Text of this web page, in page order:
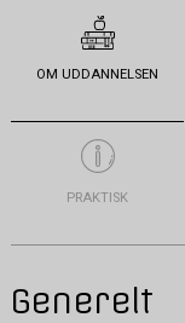
OM UDDANNELSEN
PRAKTISK
Generelt